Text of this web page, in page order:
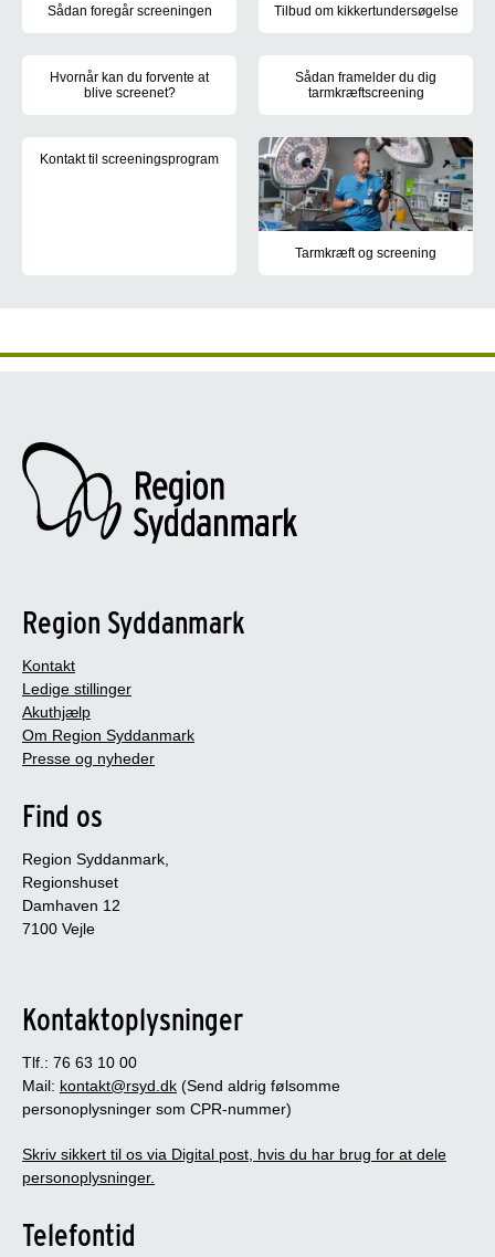
Sådan foregår screeningen Tilbud om kikkertundersøgelse
Hvornår kan du forvente at
blive screenet?
Sådan framelder du dig
tarmkræftscreening
Kontakt til screeningsprogram
Det er screeningssekretariatet på Sygehus Lillebælt i Vejle,
Tarmkræft og screening
Region Syddanmark
Kontakt
Ledige stillinger
Akuthjælp
Om Region Syddanmark
Presse og nyheder
Find os
Region Syddanmark,
Regionshuset
Damhaven 12
7100 Vejle
Kontaktoplysninger
Tlf.: 76 63 10 00
Mail: kontakt@rsyd.dk (Send aldrig følsomme
personoplysninger som CPR-nummer)
Skriv sikkert til os via Digital post, hvis du har brug for at dele
personoplysninger.
Telefontid